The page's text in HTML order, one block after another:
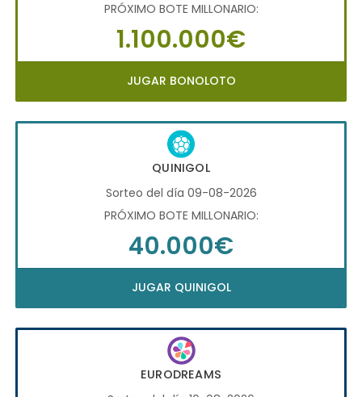
PRÓXIMO BOTE MILLONARIO:
1.100.000€
JUGAR BONOLOTO
QUINIGOL
Sorteo del día 09-08-2026
PRÓXIMO BOTE MILLONARIO:
40.000€
JUGAR QUINIGOL
EURODREAMS